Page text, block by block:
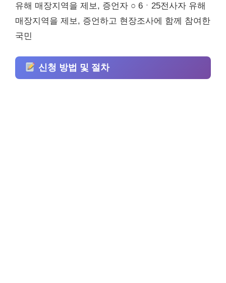
유해 매장지역을 제보, 증언자 ○ 6ㆍ25전사자 유해
매장지역을 제보, 증언하고 현장조사에 함께 참여한
국민
신청 방법 및 절차